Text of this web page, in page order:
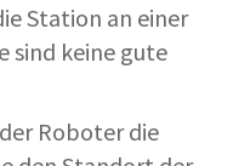
Station an einer
sind keine gute
Roboter die